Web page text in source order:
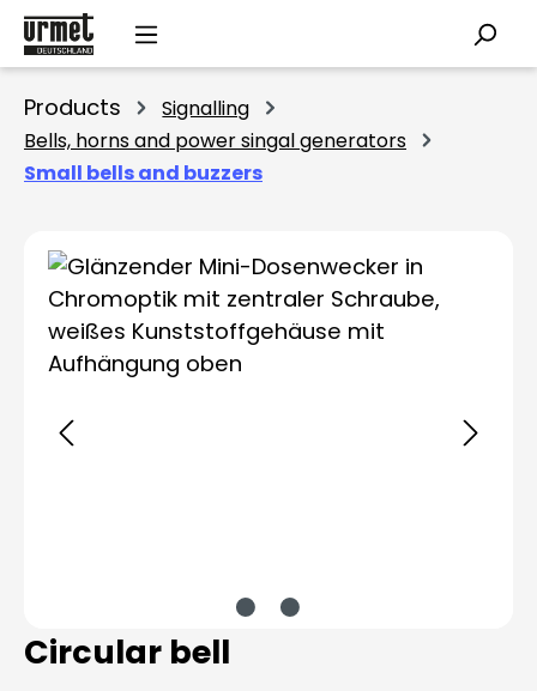
Skip to main content
Products
Signalling
Bells, horns and power singal generators
Small bells and buzzers
Skip image gallery
Circular bell